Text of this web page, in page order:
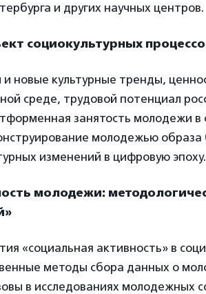
и других научных центров.
социокультурных
новые культурные тренды,
среде, трудовой потенциал
занятость молодежи в
молодежью образа
изменений в цифровую эпоху.
молодежи:
«социальная активность» в
методы сбора данных о
в исследованиях молодежных